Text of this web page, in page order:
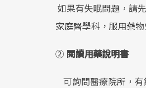
如果有失眠問題，請
家庭醫學科，服用藥
② 閱讀用藥說明書
可詢問醫療院所，